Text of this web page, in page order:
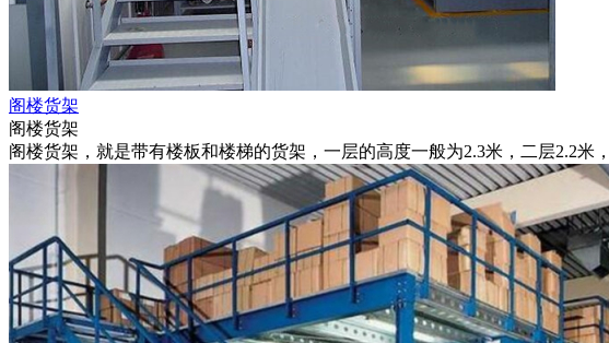
阁楼货架
阁楼货架
阁楼货架，就是带有楼板和楼梯的货架，一层的高度一般为2.3米，二层2.2